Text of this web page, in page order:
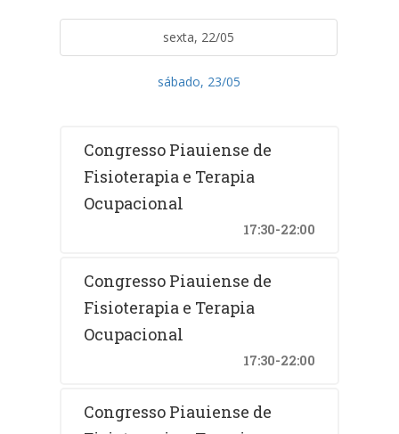
sexta, 22/05
sábado, 23/05
Congresso Piauiense de
Fisioterapia e Terapia
Ocupacional
17:30-22:00
Congresso Piauiense de
Fisioterapia e Terapia
Ocupacional
17:30-22:00
Congresso Piauiense de